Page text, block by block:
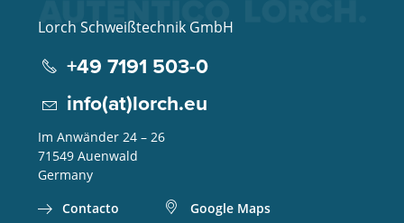
Lorch Schweißtechnik GmbH
+49 7191 503-0
info(at)lorch.eu
Im Anwänder 24 – 26
71549 Auenwald
Germany
Contacto
Google Maps